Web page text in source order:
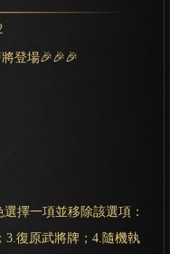
登場🎉🎉🎉
擇一項並移除該選項：
3.復原武將牌；4.隨機執